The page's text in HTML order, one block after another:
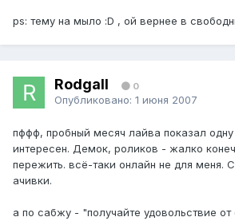
ps: тему на мыло :D , ой вернее в
Rodgall 0
Опубликовано: 1 июня 2007
пффф, пробный месяч лайва показал
интересен. Демок, роликов - жалко
пережить. всё-таки онлайн не для меня.
ачивки.
а по сабжу - "получайте удовольствие